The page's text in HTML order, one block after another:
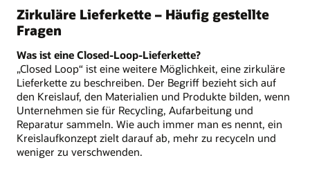
Zirkuläre Lieferkette – Häufig gestellte
Fragen
Was ist eine Closed-Loop-Lieferkette?
„Closed Loop“ ist eine weitere Möglichkeit, eine zirkuläre
Lieferkette zu beschreiben. Der Begriff bezieht sich auf
den Kreislauf, den Materialien und Produkte bilden, wenn
Unternehmen sie für Recycling, Aufarbeitung und
Reparatur sammeln. Wie auch immer man es nennt, ein
Kreislaufkonzept zielt darauf ab, mehr zu recyceln und
weniger zu verschwenden.